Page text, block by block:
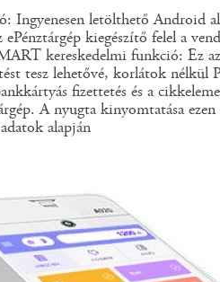
Ingyenesen letölthető Android
ePénztárgép kiegészítő felel a
kereskedelmi funkció: Ez
tesz lehetővé, korlátok nélkül
fizettetés és a
A nyugta kinyomtatása
alapján